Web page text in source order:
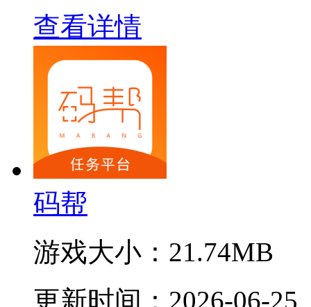
查看详情
码帮
游戏大小： 21.74MB
更新时间： 2026-06-25